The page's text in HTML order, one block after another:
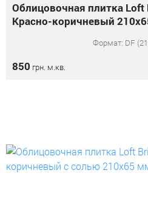
Облицовочная плитка
Красно-коричневый
Формат: DF
850 грн. м.кв.